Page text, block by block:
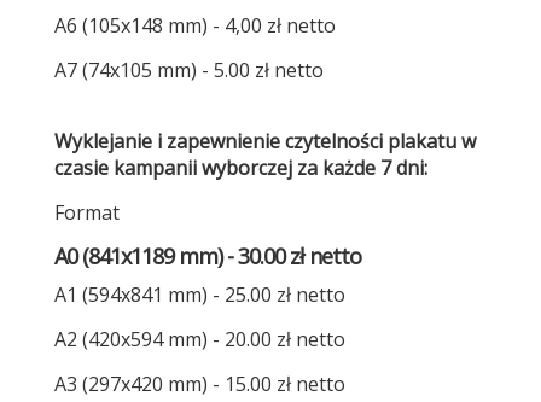
A6 (105x148 mm) - 4,00 zł netto
A7 (74x105 mm) - 5.00 zł netto
Wyklejanie i zapewnienie czytelności plakatu w
czasie kampanii wyborczej za każde 7 dni:
Format
A0 (841x1189 mm) - 30.00 zł netto
A1 (594x841 mm) - 25.00 zł netto
A2 (420x594 mm) - 20.00 zł netto
A3 (297x420 mm) - 15.00 zł netto